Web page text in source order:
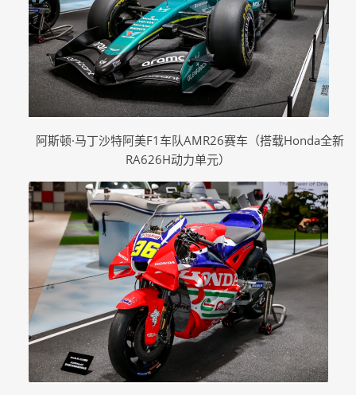
阿斯顿·马丁沙特阿美F1车队AMR26赛车（搭载Honda全新
RA626H动力单元）